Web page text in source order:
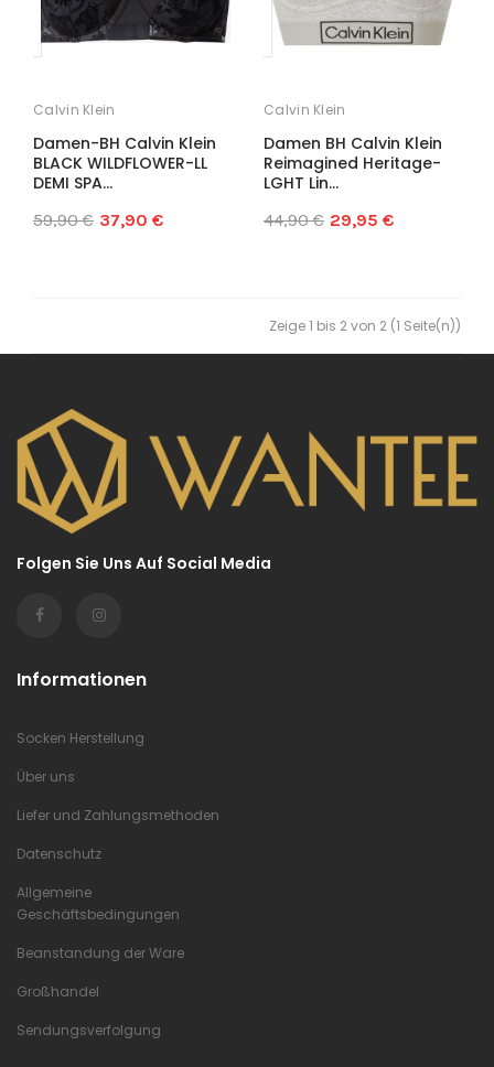
Calvin Klein
Damen-BH Calvin Klein
BLACK WILDFLOWER-LL
DEMI SPA...
59,90 € 37,90 €
Calvin Klein
Damen BH Calvin Klein
Reimagined Heritage-
LGHT Lin...
44,90 € 29,95 €
Zeige 1 bis 2 von 2 (1 Seite(n))
Folgen Sie Uns Auf Social Media
Informationen
Socken Herstellung
Über uns
Liefer und Zahlungsmethoden
Datenschutz
Allgemeine
Geschäftsbedingungen
Beanstandung der Ware
Großhandel
Sendungsverfolgung